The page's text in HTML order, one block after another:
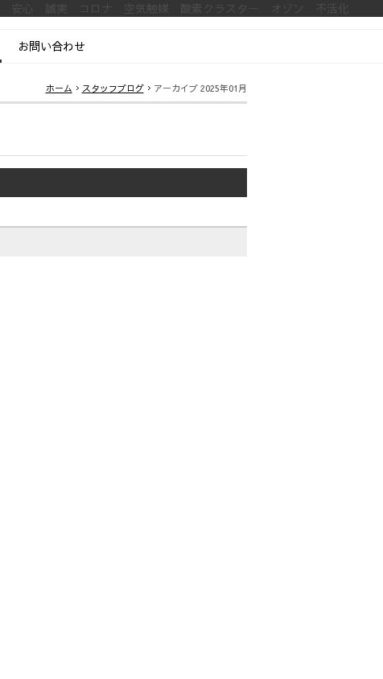
心 誠実 コロナ 空気触媒 酸素クラスター オゾン 不活化
お問い合わせ
ホーム スタッフブログ アーカイブ 2025年01月